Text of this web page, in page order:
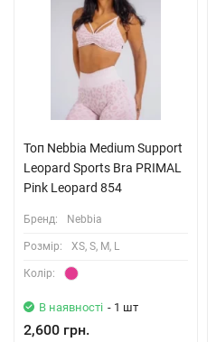
Топ Nebbia Medium Support
Leopard Sports Bra PRIMAL
Pink Leopard 854
Бренд: Nebbia
Розмiр: XS, S, M, L
Колiр:
В наявності - 1 шт
2,600 грн.